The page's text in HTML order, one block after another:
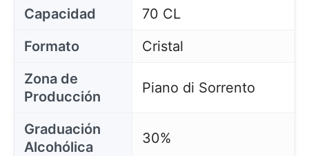
Capacidad
70 CL
Formato
Cristal
Zona de
Producción
Piano di Sorrento
Graduación
Alcohólica
30%